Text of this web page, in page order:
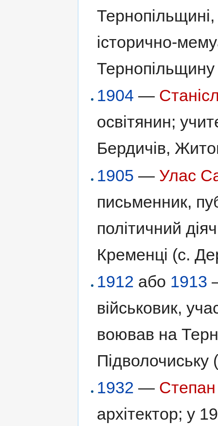
історично-
1904 —
освітянин;
Бердичів,
1905 — Улас
письменник,
політичний
Кременці (с.
1912 або 1913
військовик,
воював на
1932 —
архітектор; у